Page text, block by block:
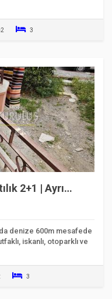
3
2+1 | Ayrı
denize 600m mesafede
iskanlı, otoparklı ve
3